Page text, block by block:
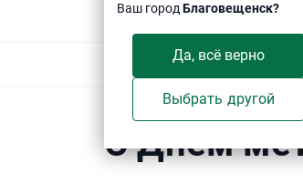
Ваш город Благовещенск?
Да, всё верно
Выбрать другой
СпецтехникаАвтотехника
Техсервис / Блог / Новости / С
С Днем